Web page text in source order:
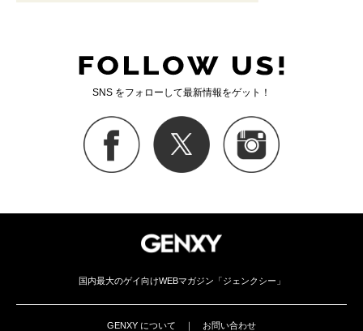
SNS をフォローして最新情報をゲット！
国内最大のゲイ向けWEBマガジン「ジェンクシー」
GENXY について お問い合わせ